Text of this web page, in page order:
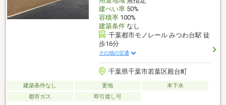
建ぺい率50%
容積率100%
建築条件なし
千葉都市モノレール みつわ台駅 徒
歩16分
その他の交通
千葉県千葉市若葉区殿台町
建築条件なし 更地
本下水
都市ガス
即引渡し可